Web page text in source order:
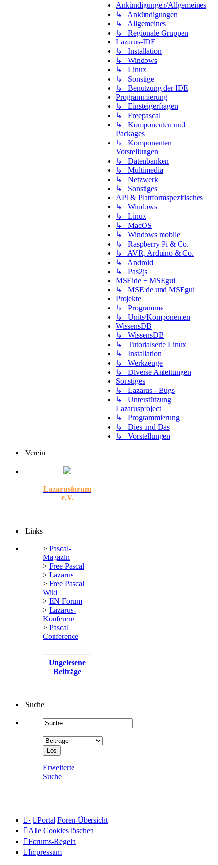
Ankündigungen/Allgemeines
↳ Ankündigungen
↳ Allgemeines
↳ Regionale Gruppen
Lazarus-IDE
↳ Installation
↳ Windows
↳ Linux
↳ Sonstige
↳ Benutzung der IDE
Programmierung
↳ Einsteigerfragen
↳ Freepascal
↳ Komponenten und
Packages
↳ Komponenten-
Vorstellungen
↳ Datenbanken
↳ Multimedia
↳ Netzwerk
↳ Sonstiges
API & Plattformspezifisches
↳ Windows
↳ Linux
↳ MacOS
↳ Windows mobile
↳ Raspberry Pi & Co.
↳ AVR, Arduino & Co.
↳ Android
↳ Pas2js
MSEide + MSEgui
↳ MSEide und MSEgui
Projekte
↳ Programme
↳ Units/Komponenten
WissensDB
↳ WissensDB
↳ Tutorialserie Linux
↳ Installation
↳ Werkzeuge
↳ Diverse Anleitungen
Sonstiges
↳ Lazarus - Bugs
↳ Unterstützung
Lazarusproject
↳ Programmierung
↳ Dies und Das
↳ Vorstellungen
Verein
Lazarusforum
e.V.
Links
> Pascal-
Magazin
> Free Pascal
> Lazarus
> Free Pascal
Wiki
> EN Forum
> Lazarus-
Konferenz
> Pascal
Conference
Ungelesene
Beiträge
Suche
Erweiterte
Suche
· Portal Foren-Übersicht
Alle Cookies löschen
Forums-Regeln
Impressum